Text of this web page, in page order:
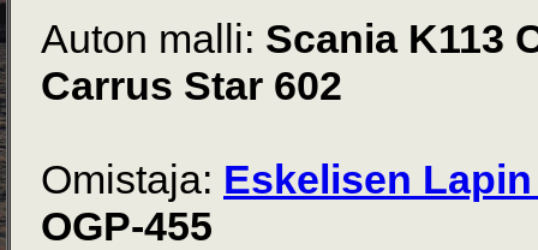
Auton malli: Scania K113
Carrus Star 602
Omistaja: Eskelisen
OGP-455